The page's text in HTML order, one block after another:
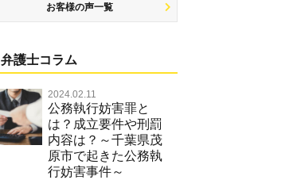
お客様の声一覧
弁護士コラム
2024.02.11
公務執行妨害罪と
は？成立要件や刑罰
内容は？～千葉県茂
原市で起きた公務執
行妨害事件～